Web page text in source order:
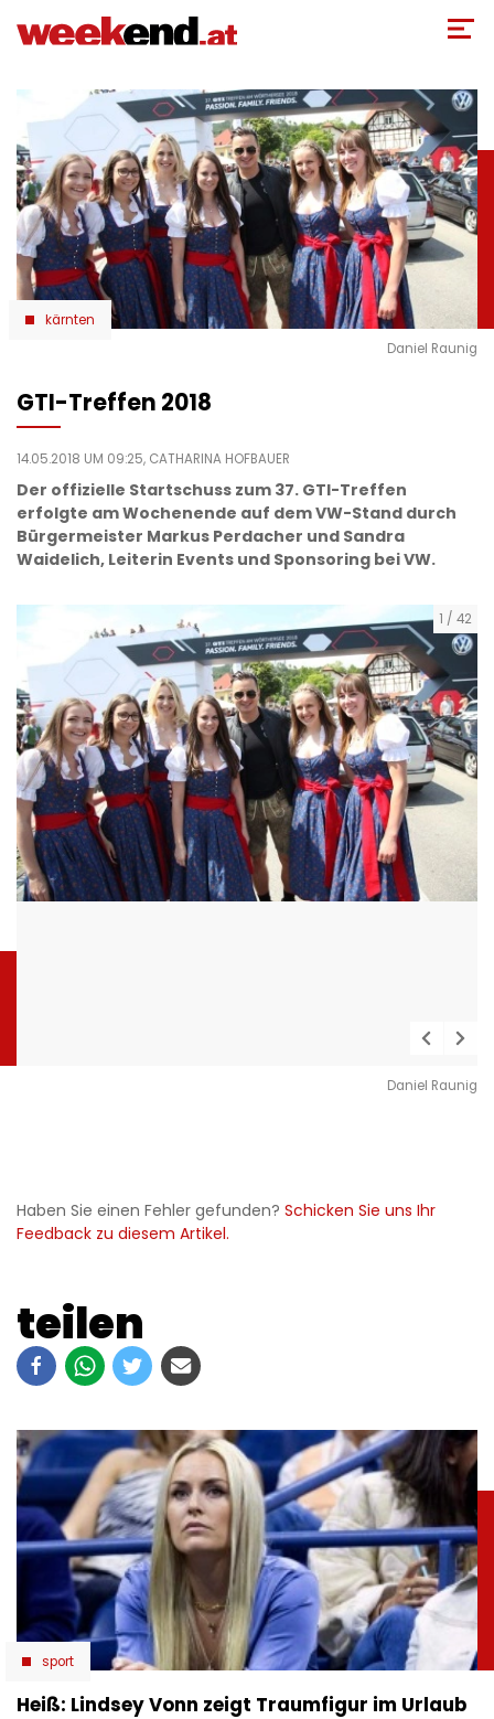
zum
kärnten
Daniel Raunig
GTI-Treffen 2018
14.05.2018 UM 09:25, CATHARINA HOFBAUER
Der offizielle Startschuss zum 37. GTI-Treffen
erfolgte am Wochenende auf dem VW-Stand durch
Bürgermeister Markus Perdacher und Sandra
Waidelich, Leiterin Events und Sponsoring bei VW.
1 / 42
Daniel Raunig
Haben Sie einen Fehler gefunden? Schicken Sie uns Ihr
Feedback zu diesem Artikel.
teilen
sport
Heiß: Lindsey Vonn zeigt Traumfigur im Urlaub